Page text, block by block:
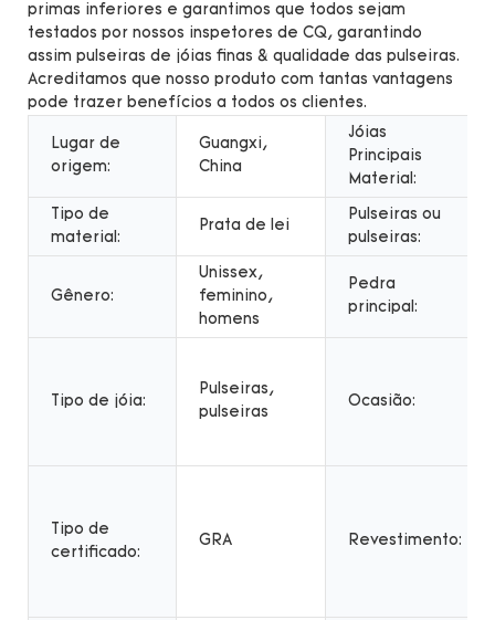
primas inferiores e garantimos que todos sejam
testados por nossos inspetores de CQ, garantindo
assim pulseiras de jóias finas & qualidade das pulseiras.
Acreditamos que nosso produto com tantas vantagens
pode trazer benefícios a todos os clientes.
Lugar de
origem:
Guangxi,
China
Jóias
Principais
Material:
Tipo de
material:
Prata de lei
Pulseiras ou
pulseiras:
Gênero:
Unissex,
feminino,
homens
Pedra
principal:
Tipo de jóia:
Pulseiras,
pulseiras
Ocasião:
Tipo de
certificado:
GRA Revestimento: